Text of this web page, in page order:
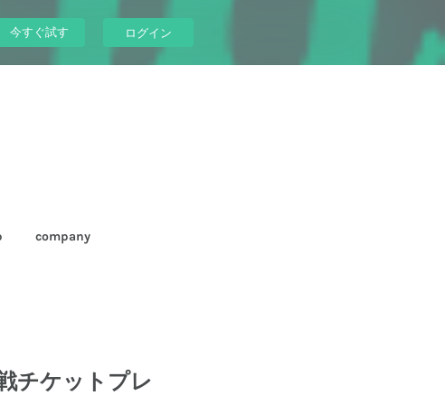
今すぐ試す ログイン
company
チケットプレ